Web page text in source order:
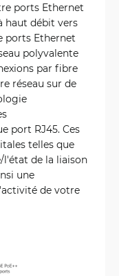
ports Ethernet
haut débit vers
ports Ethernet
polyvalente
par fibre
réseau sur de
port RJ45. Ces
telles que
de la liaison
une
de votre